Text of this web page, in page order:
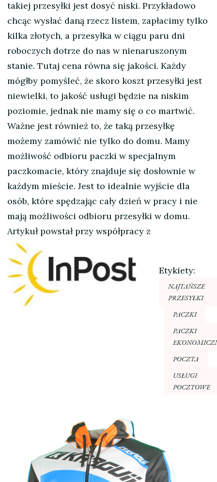
takiej przesyłki jest dosyć niski. Przykładowo
chcąc wysłać daną rzecz listem, zapłacimy tylko
kilka złotych, a przesyłka w ciągu paru dni
roboczych dotrze do nas w nienaruszonym
stanie. Tutaj cena równa się jakości. Każdy
mógłby pomyśleć, że skoro koszt przesyłki jest
niewielki, to jakość usługi będzie na niskim
poziomie, jednak nie mamy się o co martwić.
Ważne jest również to, że taką przesyłkę
możemy zamówić nie tylko do domu. Mamy
możliwość odbioru paczki w specjalnym
paczkomacie, który znajduje się dosłownie w
każdym mieście. Jest to idealnie wyjście dla
osób, które spędzając cały dzień w pracy i nie
mają możliwości odbioru przesyłki w domu.
Artykuł powstał przy współpracy z
Etykiety:
NAJTAŃSZE
PRZESYŁKI
PACZKI
PACZKI
POCZTA
USŁUGI
POCZTOWE
Nawigacja
wpisu